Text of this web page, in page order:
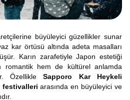
büyüleyici güzellikler sunar
kar örtüsü altında adeta masalları
Karın zarafetiyle Japon estetiği
romantik hem de kültürel anlamda
ÖzellikleSapporo Kar Heykeli
festivalleri arasında en büyüleyici ve